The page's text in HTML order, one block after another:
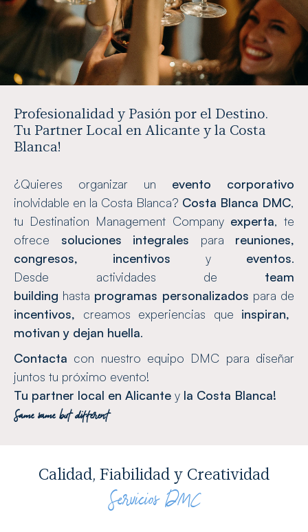
Profesionalidad y Pasión por el Destino.
Tu Partner Local en Alicante y la Costa
Blanca!
¿Quieres organizar un evento corporativo
inolvidable en la Costa Blanca? Costa Blanca DMC,
tu Destination Management Companyexperta, te
ofrece soluciones integrales para reuniones,
congresos, incentivos y eventos.
Desde actividades de team
building hasta programas personalizados para de
incentivos, creamos experiencias que inspiran,
motivan y dejan huella.
Contacta con nuestro equipo DMC para diseñar
juntos tu próximo evento!
Tu partner local en Alicante y la Costa Blanca!
Same same but different
Calidad, Fiabilidad y Creatividad
Servicios DMC